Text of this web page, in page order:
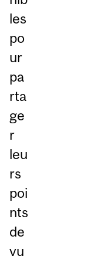
les
po
ur
pa
rta
ge
r
leu
rs
poi
nts
de
vu